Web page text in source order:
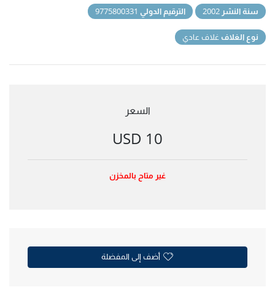
سنة النشر الترقيم الدولي
نوع الغلاف غلاف عادي
السعر
10 USD
غير متاح بالمخزن
أضف إلى المفضلة